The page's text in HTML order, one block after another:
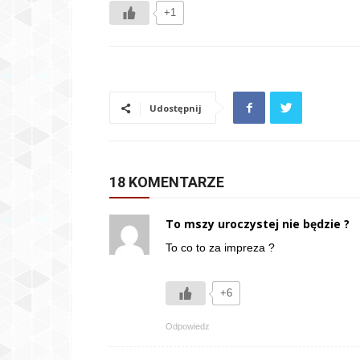
+1
Udostępnij
18 KOMENTARZE
To mszy uroczystej nie będzie ?
To co to za impreza ?
+6
Odpowiedz